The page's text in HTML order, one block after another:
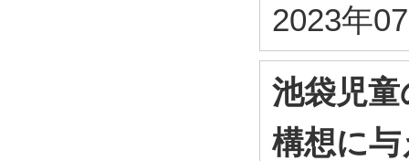
2023年
池袋児
構想に